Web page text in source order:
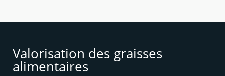
Valorisation des graisses
alimentaires